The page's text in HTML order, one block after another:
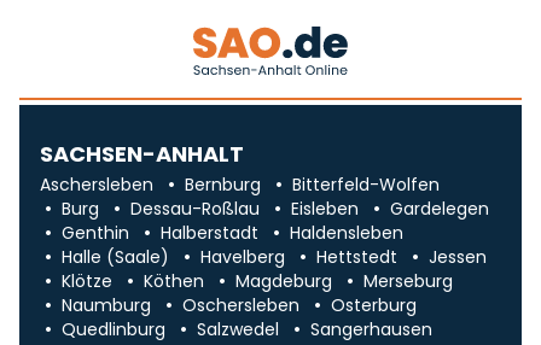
SACHSEN-ANHALT
Aschersleben Bernburg
Bitterfeld-Wolfen
Burg
Dessau-Roßlau Eisleben
Gardelegen
Genthin
Halberstadt
Haldensleben
Halle (Saale)
Havelberg Hettstedt
Jessen
Klötze
Köthen Magdeburg
Merseburg
Naumburg
Oschersleben
Osterburg
Quedlinburg
Salzwedel
Sangerhausen